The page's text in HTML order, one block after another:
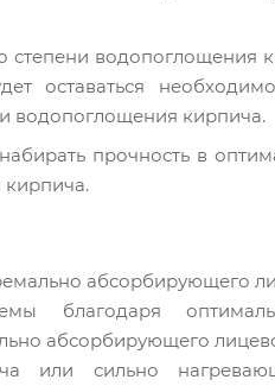
водопоглощения
оставаться
водопоглощения кирпича.
прочность в
кирпича.
абсорбирующего
благодаря
абсорбирующего
или сильно